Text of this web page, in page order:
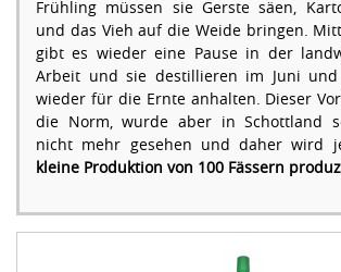
Frühling müssen sie Gerste säen,
und das Vieh auf die Weide bringen.
gibt es wieder eine Pause in der
Arbeit und sie destillieren im Juni
wieder für die Ernte anhalten. Dieser
die Norm, wurde aber in Schottland
nicht mehr gesehen und daher wird
kleine Produktion von 100 Fässern